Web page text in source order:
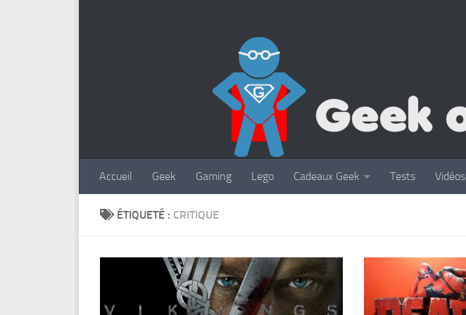
Accueil Geek Gaming Lego Cadeaux Geek Tests Vidéos
ÉTIQUETÉ : CRITIQUE